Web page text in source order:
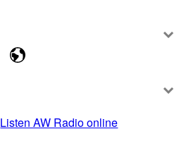
Listen AW Radio online